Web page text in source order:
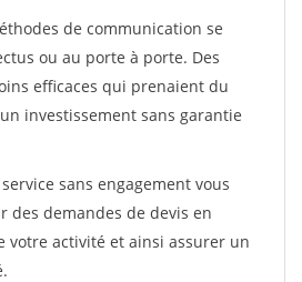
de communication se
ou au porte à porte. Des
efficaces qui prenaient du
investissement sans garantie
sans engagement vous
des demandes de devis en
votre activité et ainsi assurer un